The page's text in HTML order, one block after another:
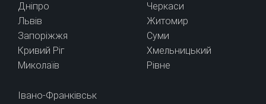
Дніпро
Львів
Запоріжжя
Кривий Ріг
Миколаїв
Черкаси
Житомир
Суми
Хмельницький
Рівне
Івано-Франківськ